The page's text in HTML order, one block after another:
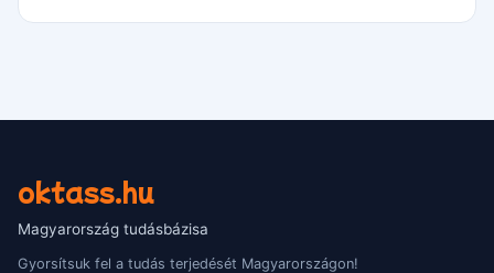
oktass.hu
Magyarország tudásbázisa
Gyorsítsuk fel a tudás terjedését Magyarországon!